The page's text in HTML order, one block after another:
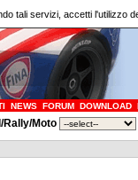
tali servizi, accetti l'utilizzo
NEWS FORUM DOWNLOAD
Rally/Moto